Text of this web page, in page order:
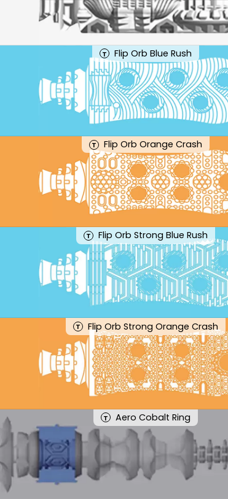
T Flip Orb Blue Rush
T Flip Orb Orange Crash
T Flip Orb Strong Blue Rush
T Flip Orb Strong Orange Crash
T Aero Cobalt Ring